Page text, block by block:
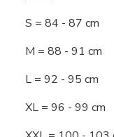
S = 84 - 87
M = 88 - 91
L = 92 - 95
XL = 96 - 99